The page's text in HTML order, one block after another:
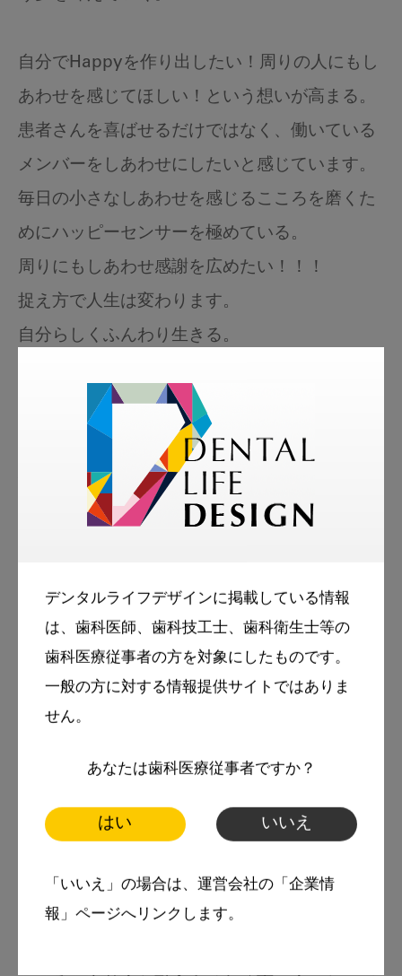
デンタルライフデザインに掲載している情報
は、歯科医師、歯科技工士、歯科衛生士等の
歯科医療従事者の方を対象にしたものです。
一般の方に対する情報提供サイトではありま
せん。
あなたは歯科医療従事者ですか？
はい いいえ
「いいえ」の場合は、運営会社の「企業情
報」ページへリンクします。
自分でHappyを作り出したい！周りの人にもし
あわせを感じてほしい！という想いが高まる。
患者さんを喜ばせるだけではなく、働いている
メンバーをしあわせにしたいと感じています。
毎日の小さなしあわせを感じるこころを磨くた
めにハッピーセンサーを極めている。
周りにもしあわせ感謝を広めたい！！！
捉え方で人生は変わります。
自分らしくふんわり生きる。
師としても楽しみ中。
患者さんに歯の仕組みや治療の種類を知ってい
ただいて、ご提案させていただく。
に伝える言い方とは？を極め続けて13年。
言いにくいことも言わないことが罪になること
こころの在り方で伝え方は変わり、人間関係は
良くなると確信。
苦い特効薬をオブラートに包んで効かせる伝え
方に成功。
聴き方、受け取り能力を磨いて心をデザインす